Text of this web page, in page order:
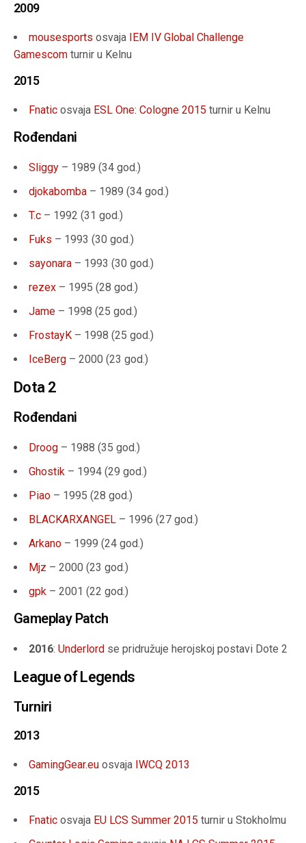
2009
mousesports osvaja IEM IV Global Challenge
Gamescom turnir u Kelnu
2015
Fnatic osvaja ESL One: Cologne 2015 turnir u Kelnu
Rođendani
Sliggy – 1989 (34 god.)
djokabomba – 1989 (34 god.)
T.c – 1992 (31 god.)
Fuks – 1993 (30 god.)
sayonara – 1993 (30 god.)
rezex – 1995 (28 god.)
Jame – 1998 (25 god.)
FrostayK – 1998 (25 god.)
IceBerg – 2000 (23 god.)
Dota 2
Rođendani
Droog – 1988 (35 god.)
Ghostik – 1994 (29 god.)
Piao – 1995 (28 god.)
BLACKARXANGEL – 1996 (27 god.)
Arkano – 1999 (24 god.)
Mjz – 2000 (23 god.)
gpk – 2001 (22 god.)
Gameplay Patch
2016: Underlord se pridružuje herojskoj postavi Dote 2
League of Legends
Turniri
2013
GamingGear.eu osvaja IWCQ 2013
2015
Fnatic osvaja EU LCS Summer 2015 turnir u Stokholmu